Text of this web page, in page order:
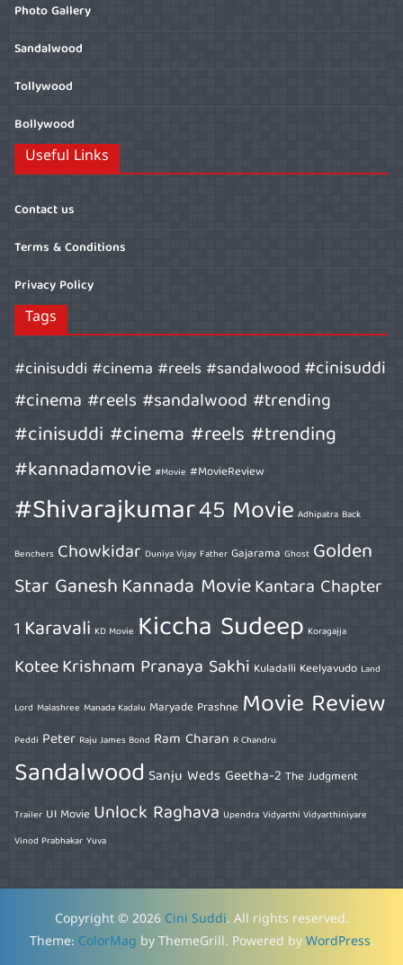
Photo Gallery
Sandalwood
Tollywood
Bollywood
Useful Links
Contact us
Terms & Conditions
Privacy Policy
Tags
#cinisuddi #cinema #reels #sandalwood#cinisuddi
#cinema #reels #sandalwood #trending
#cinisuddi #cinema #reels #trending
#kannadamovie #Movie #MovieReview
#Shivarajkumar45 Movie Adhipatra Back
Benchers Chowkidar Duniya Vijay Father Gajarama Ghost Golden
Star GaneshKannada MovieKantara Chapter
1 Karavali KD Movie Kiccha Sudeep Koragajja
KoteeKrishnam Pranaya Sakhi Kuladalli Keelyavudo Land
Lord Malashree Manada Kadalu Maryade Prashne Movie Review
Peddi Peter Raju James Bond Ram Charan R Chandru
Sandalwood Sanju Weds Geetha-2 The Judgment
Trailer UI Movie Unlock Raghava Upendra Vidyarthi Vidyarthiniyare
Vinod Prabhakar Yuva
Copyright © 2026 Cini Suddi. All rights reserved.
Theme: ColorMag by ThemeGrill. Powered by WordPress.